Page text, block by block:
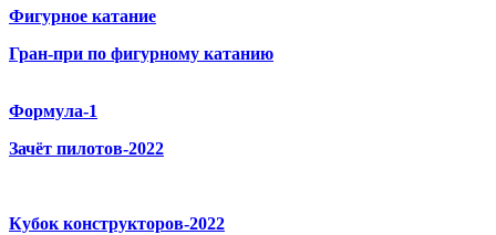
Фигурное катание
Гран-при по фигурному катанию
Формула-1
Зачёт пилотов-2022
Кубок конструкторов-2022